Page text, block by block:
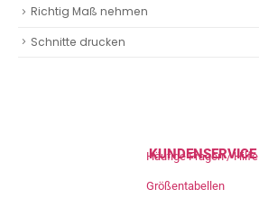
Richtig Maß nehmen
Schnitte drucken
KUNDENSERVICE
Häufige Fragen / Hilfe
Größentabellen